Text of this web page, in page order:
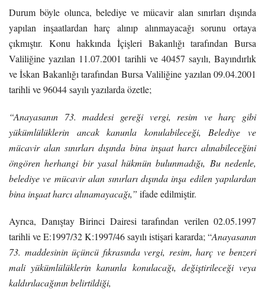
Durum böyle olunca, belediye ve mücavir alan sınırları dışında
yapılan inşaatlardan harç alınıp alınmayacağı sorunu ortaya
çıkmıştır. Konu hakkında İçişleri Bakanlığı tarafından Bursa
Valiliğine yazılan 11.07.2001 tarihli ve 40457 sayılı, Bayındırlık
ve İskan Bakanlığı tarafından Bursa Valiliğine yazılan 09.04.2001
tarihli ve 96044 sayılı yazılarda özetle;
“Anayasanın 73. maddesi gereği vergi, resim ve harç gibi
yükümlülüklerin ancak kanunla konulabileceği, Belediye ve
mücavir alan sınırları dışında bina inşaat harcı alınabileceğini
öngören herhangi bir yasal hükmün bulunmadığı, Bu nedenle,
belediye ve mücavir alan sınırları dışında inşa edilen yapılardan
bina inşaat harcı alınamayacağı,” ifade edilmiştir.
Ayrıca, Danıştay Birinci Dairesi tarafından verilen 02.05.1997
tarihli ve E:1997/32 K:1997/46 sayılı istişari kararda; “Anayasanın
73. maddesinin üçüncü fıkrasında vergi, resim, harç ve benzeri
mali yükümlülüklerin kanunla konulacağı, değiştirileceği veya
kaldırılacağının belirtildiği,